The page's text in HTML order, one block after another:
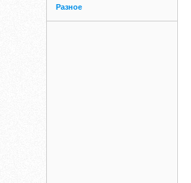
Разное